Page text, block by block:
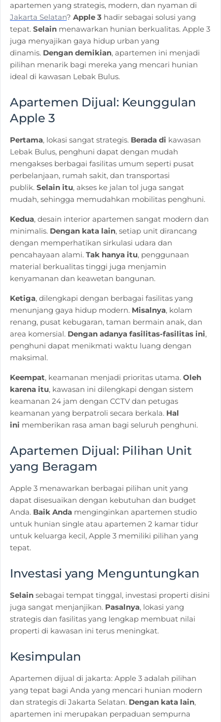
apartemen yang strategis, modern, dan nyaman di
Jakarta Selatan?Apple 3 hadir sebagai solusi yang
tepat.Selain menawarkan hunian berkualitas. Apple 3
juga menyajikan gaya hidup urban yang
dinamis. Dengan demikian, apartemen ini menjadi
pilihan menarik bagi mereka yang mencari hunian
ideal di kawasan Lebak Bulus.
Apartemen Dijual: Keunggulan
Apple 3
Pertama, lokasi sangat strategis. Berada di kawasan
Lebak Bulus, penghuni dapat dengan mudah
mengakses berbagai fasilitas umum seperti pusat
perbelanjaan, rumah sakit, dan transportasi
publik.Selain itu, akses ke jalan tol juga sangat
mudah, sehingga memudahkan mobilitas penghuni.
Kedua, desain interior apartemen sangat modern dan
minimalis. Dengan kata lain, setiap unit dirancang
dengan memperhatikan sirkulasi udara dan
pencahayaan alami.Tak hanya itu, penggunaan
material berkualitas tinggi juga menjamin
kenyamanan dan keawetan bangunan.
Ketiga, dilengkapi dengan berbagai fasilitas yang
menunjang gaya hidup modern. Misalnya, kolam
renang, pusat kebugaran, taman bermain anak, dan
area komersial. Dengan adanya fasilitas-fasilitas ini,
penghuni dapat menikmati waktu luang dengan
maksimal.
Keempat, keamanan menjadi prioritas utama.Oleh
karena itu, kawasan ini dilengkapi dengan sistem
keamanan 24 jam dengan CCTV dan petugas
keamanan yang berpatroli secara berkala. Hal
ini memberikan rasa aman bagi seluruh penghuni.
Apartemen Dijual: Pilihan Unit
yang Beragam
Apple 3 menawarkan berbagai pilihan unit yang
dapat disesuaikan dengan kebutuhan dan budget
Anda. Baik Anda menginginkan apartemen studio
untuk hunian single atau apartemen 2 kamar tidur
untuk keluarga kecil, Apple 3 memiliki pilihan yang
tepat.
Investasi yang Menguntungkan
Selain sebagai tempat tinggal, investasi properti disini
juga sangat menjanjikan. Pasalnya, lokasi yang
strategis dan fasilitas yang lengkap membuat nilai
properti di kawasan ini terus meningkat.
Kesimpulan
Apartemen dijual di jakarta: Apple 3 adalah pilihan
yang tepat bagi Anda yang mencari hunian modern
dan strategis di Jakarta Selatan. Dengan kata lain,
apartemen ini merupakan perpaduan sempurna